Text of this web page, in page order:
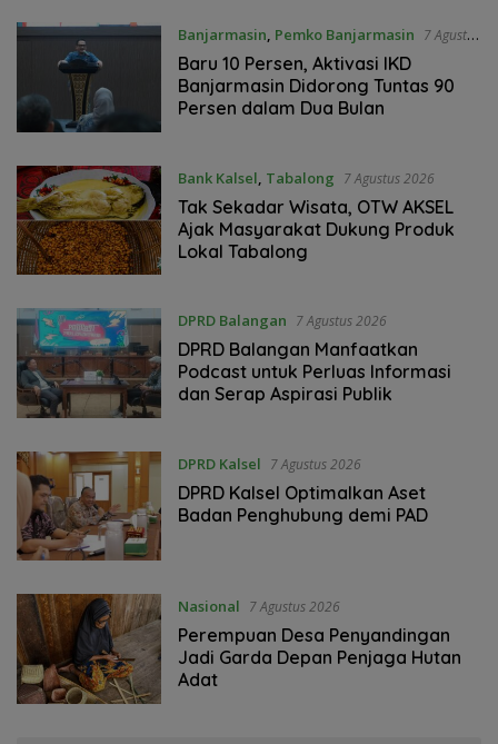
Banjarmasin, Pemko Banjarmasin 7 Agustus
2026
Baru 10 Persen, Aktivasi IKD
Banjarmasin Didorong Tuntas 90
Persen dalam Dua Bulan
Bank Kalsel, Tabalong 7 Agustus 2026
Tak Sekadar Wisata, OTW AKSEL
Ajak Masyarakat Dukung Produk
Lokal Tabalong
DPRD Balangan 7 Agustus 2026
DPRD Balangan Manfaatkan
Podcast untuk Perluas Informasi
dan Serap Aspirasi Publik
DPRD Kalsel 7 Agustus 2026
‎DPRD Kalsel Optimalkan Aset
Badan Penghubung demi PAD
Nasional 7 Agustus 2026
Perempuan Desa Penyandingan
Jadi Garda Depan Penjaga Hutan
Adat